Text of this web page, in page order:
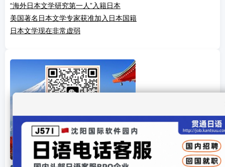
“海外日本文学研究第一人”入籍日本
美国著名日本文学专家获准加入日本国籍
日本文学现在非常虚弱